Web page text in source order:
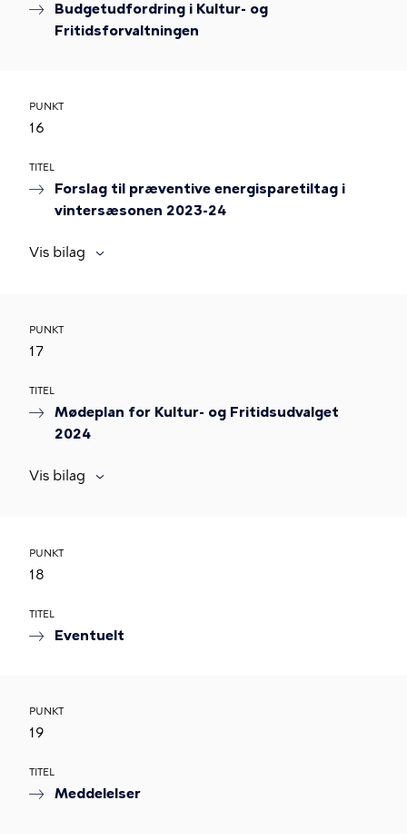
Budgetudfordring i Kultur- og
Fritidsforvaltningen
PUNKT
16
TITEL
Forslag til præventive energisparetiltag i
vintersæsonen 2023-24
Vis bilag
PUNKT
17
TITEL
Mødeplan for Kultur- og Fritidsudvalget
2024
Vis bilag
PUNKT
18
TITEL
Eventuelt
PUNKT
19
TITEL
Meddelelser